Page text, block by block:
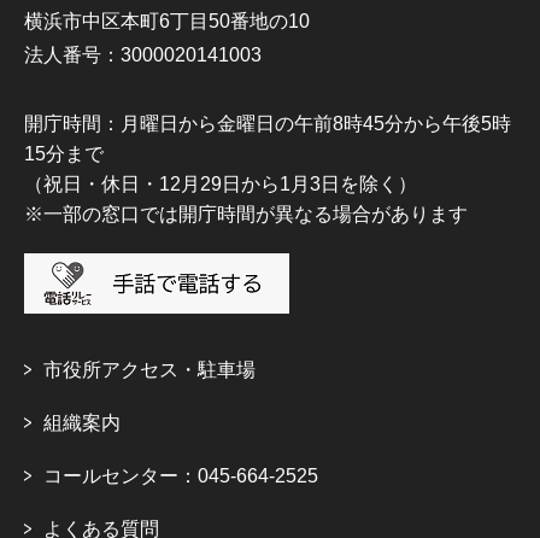
横浜市中区本町6丁目50番地の10
法人番号：3000020141003
開庁時間：月曜日から金曜日の午前8時45分から午後5時
15分まで
（祝日・休日・12月29日から1月3日を除く）
※一部の窓口では開庁時間が異なる場合があります
市役所アクセス・駐車場
組織案内
コールセンター：045-664-2525
よくある質問